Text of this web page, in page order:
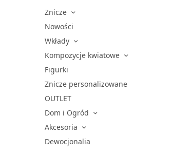
Znicze
Nowości
Wkłady
Kompozycje kwiatowe
Figurki
Znicze personalizowane
OUTLET
Dom i Ogród
Akcesoria
Dewocjonalia